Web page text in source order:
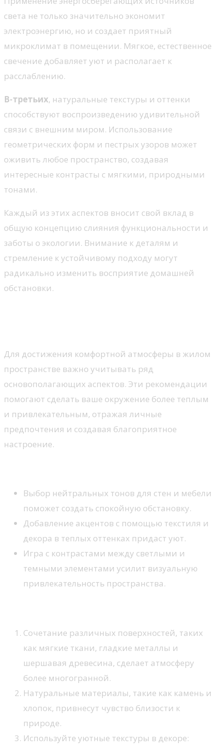
света не только значительно экономит
электроэнергию, но и создает приятный
микроклимат в помещении. Мягкое, естественное
свечение добавляет уют и располагает к
расслаблению.
В-третьих, натуральные текстуры и оттенки
способствуют воспроизведению удивительной
связи с внешним миром. Использование
геометрических форм и пестрых узоров может
оживить любое пространство, создавая
интересные контрасты с мягкими, природными
тонами.
Каждый из этих аспектов вносит свой вклад в
общую концепцию слияния функциональности и
заботы о экологии. Внимание к деталям и
стремление к устойчивому подходу могут
радикально изменить восприятие домашней
обстановки.
Для достижения комфортной атмосферы в жилом
пространстве важно учитывать ряд
основополагающих аспектов. Эти рекомендации
помогают сделать ваше окружение более теплым
и привлекательным, отражая личные
предпочтения и создавая благоприятное
настроение.
Выбор нейтральных тонов для стен и мебели
поможет создать спокойную обстановку.
Добавление акцентов с помощью текстиля и
декора в теплых оттенках придаст уют.
Игра с контрастами между светлыми и
темными элементами усилит визуальную
привлекательность пространства.
Сочетание различных поверхностей, таких
как мягкие ткани, гладкие металлы и
шершавая древесина, сделает атмосферу
более многогранной.
Натуральные материалы, такие как камень и
хлопок, привнесут чувство близости к
природе.
Используйте уютные текстуры в декоре: